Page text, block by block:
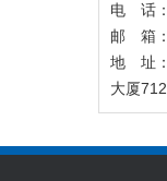
电 话
邮 箱
地 址：
大厦